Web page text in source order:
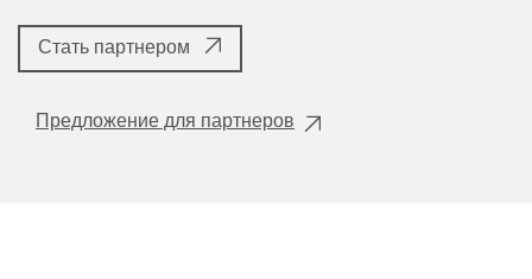
Стать партнером
Предложение для партнеров